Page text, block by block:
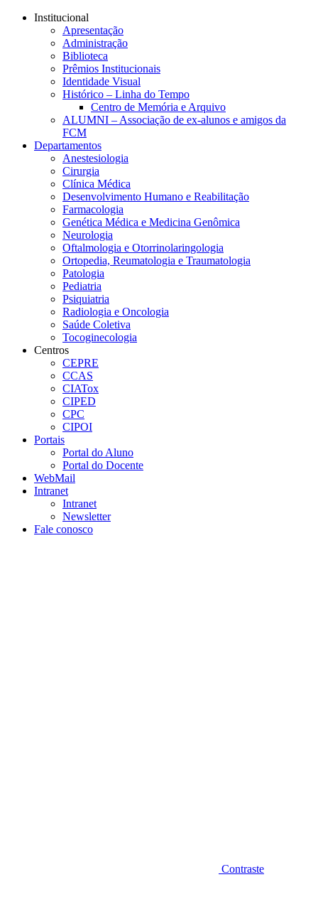
Conteúdo principal
Institucional
Apresentação
Administração
Biblioteca
Prêmios Institucionais
Identidade Visual
Histórico – Linha do Tempo
Centro de Memória e Arquivo
ALUMNI – Associação de ex-alunos e amigos da
FCM
Departamentos
Anestesiologia
Cirurgia
Clínica Médica
Desenvolvimento Humano e Reabilitação
Farmacologia
Genética Médica e Medicina Genômica
Neurologia
Oftalmologia e Otorrinolaringologia
Ortopedia, Reumatologia e Traumatologia
Patologia
Pediatria
Psiquiatria
Radiologia e Oncologia
Saúde Coletiva
Tocoginecologia
Centros
CEPRE
CCAS
CIATox
CIPED
CPC
CIPOI
Portais
Portal do Aluno
Portal do Docente
WebMail
Intranet
Intranet
Newsletter
Fale conosco
Contraste